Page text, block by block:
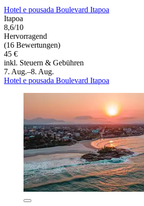
Hotel e pousada Boulevard Itapoa
Itapoa
8,6/10
Hervorragend
(16 Bewertungen)
45 €
inkl. Steuern & Gebühren
7. Aug.–8. Aug.
Hotel e pousada Boulevard Itapoa